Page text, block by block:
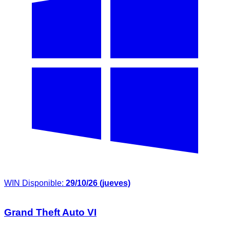
WIN Disponible: 29/10/26 (jueves)
Grand Theft Auto VI